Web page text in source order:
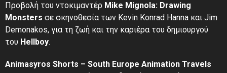
Προβολή του ντοκιμαντέρ Mike Mignola: Drawing
Monsters σε σκηνοθεσία των Kevin Konrad Hanna και Jim
Demonakos, για τη ζωή και την καριέρα του δημιουργού
του Hellboy.
Animasyros Shorts – South Europe Animation Travels